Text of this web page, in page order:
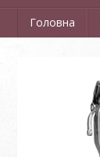
Головна